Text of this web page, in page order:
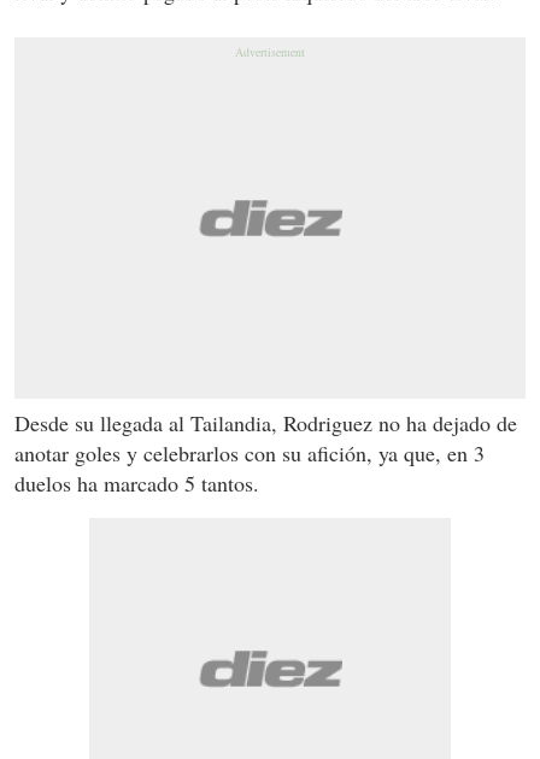
Desde su llegada al Tailandia, Rodriguez no ha dejado de
anotar goles y celebrarlos con su afición, ya que, en 3
duelos ha marcado 5 tantos.